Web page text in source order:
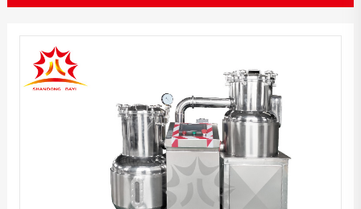
蒸汽加热真空油炸机
菠萝蜜真空油炸机
秋葵脆片真空油炸机
香蕉片真空油炸机